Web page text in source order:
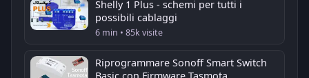
Shelly 1 Plus - schemi per tutti i
possibili cablaggi
6 min • 85k visite
Riprogrammare Sonoff Smart Switch